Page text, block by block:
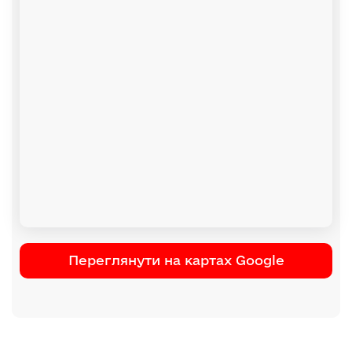
Переглянути на картах Google